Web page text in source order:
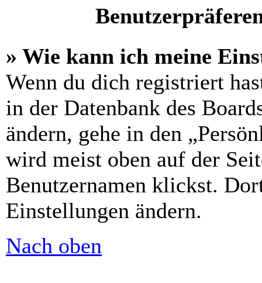
» Wie kann ich meine
Wenn du dich registriert
in der Datenbank des
ändern, gehe in den
wird meist oben auf der
Benutzernamen klickst.
Einstellungen ändern.
Nach oben